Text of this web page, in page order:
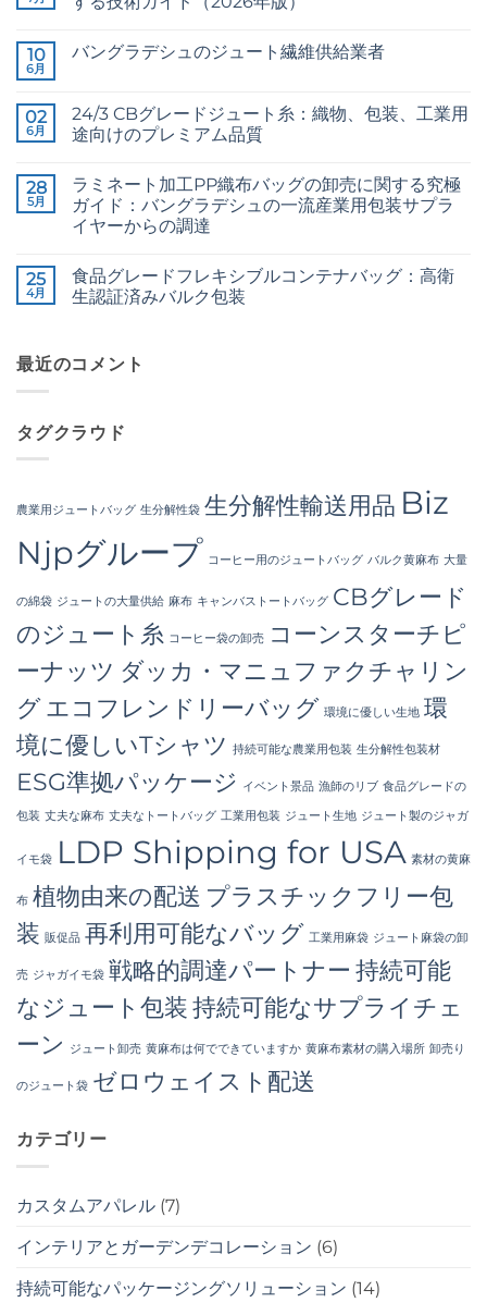
Jute
2026
Guide
to
36/4
Configurations
へ
の
ン
だ
あ
り
ん
10
6月
バングラデシュのジュート繊維供給業者
Fibre
Supplier
Bangladesh
へ
ト
は
ま
り
ま
せ
ん
02
6月
24/3 CBグレードジュート糸：織物、包装、工業用
途向けのプレミアム品質
Grade
Jute
Yarn:
Premium
Weaving,
Packaging
and
ン
ト
は
ま
り
ま
せ
28
5月
ラミネート加工PP織布バッグの卸売に関する究極
ガイド：バングラデシュの一流産業用包装サプラ
イヤーからの調達
Guide
to
Laminated
Wholesale:
Sourcing
Industrial
Packaging
の
ン
ト
は
り
25
4月
食品グレードフレキシブルコンテナバッグ：高衛
生認証済みバルク包装
Bag:
Certified
Packaging
へ
ト
り
最近のコメント
タグクラウド
農業用ジュートバッグ 生分解性袋 生分解性輸送用品 Biz
Njpグループ コーヒー用のジュートバッグ バルク黄麻布 大量
の綿袋 ジュートの大量供給 麻布 キャンバストートバッグ CBグレード
のジュート糸 コーヒー袋の卸売 コーンスターチピ
ーナッツ ダッカ・マニュファクチャリン
グエコフレンドリーバッグ 環境に優しい生地 環
境に優しいTシャツ 持続可能な農業用包装 生分解性包装材
ESG準拠パッケージ イベント景品 漁師のリブ 食品グレードの
包装 丈夫な麻布 丈夫なトートバッグ 工業用包装 ジュート生地 ジュート製のジャガ
イモ袋 LDP Shipping for USA 素材の黄麻
布 植物由来の配送 プラスチックフリー包
装 販促品 再利用可能なバッグ 工業用麻袋 ジュート麻袋の卸
売 ジャガイモ袋 戦略的調達パートナー 持続可能
なジュート包装持続可能なサプライチェ
ーン
ジュート卸売 黄麻布は何でできていますか 黄麻布素材の購入場所 卸売り
のジュート袋 ゼロウェイスト配送
カテゴリー
カスタムアパレル (7)
インテリアとガーデンデコレーション (6)
持続可能なパッケージングソリューション (14)